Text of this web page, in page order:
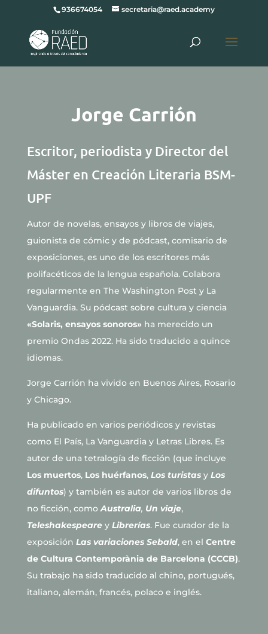
936674054 secretaria@raed.academy
Jorge Carrión
Escritor, periodista y Director del
Máster en Creación Literaria BSM-
UPF
Autor de novelas, ensayos y libros de viajes,
guionista de cómic y de pódcast, comisario de
exposiciones, es uno de los escritores más
polifacéticos de la lengua española. Colabora
regularmente en The Washington Post y La
Vanguardia. Su pódcast sobre cultura y ciencia
«Solaris, ensayos sonoros»ha merecido un
premio Ondas 2022. Ha sido traducido a quince
idiomas.
Jorge Carrión ha vivido en Buenos Aires, Rosario
y Chicago.
Ha publicado en varios periódicos y revistas
como El País, La Vanguardia y Letras Libres. Es
autor de una tetralogía de ficción (que incluye
Los muertos, Los huérfanos, Los turistasy Los
difuntos) y también es autor de varios libros de
no ficción, comoAustralia, Un viaje,
Teleshakespearey Librerías. Fue curador de la
exposición Las variaciones Sebald, en el Centre
de Cultura Contemporània de Barcelona (CCCB).
Su trabajo ha sido traducido al chino, portugués,
italiano, alemán, francés, polaco e inglés.